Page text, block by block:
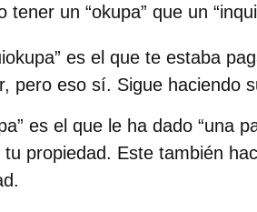
tener un “okupa” que un
es el que te estaba
pero eso sí. Sigue haciendo
es el que le ha dado “una
tu propiedad. Este también